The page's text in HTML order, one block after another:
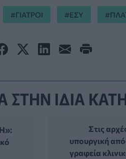
ΓΙΑΤΡΟΙ ΕΣΥ
ΣΤΗΝ ΙΔΙΑ
Στις
υπουργική
γραφεία